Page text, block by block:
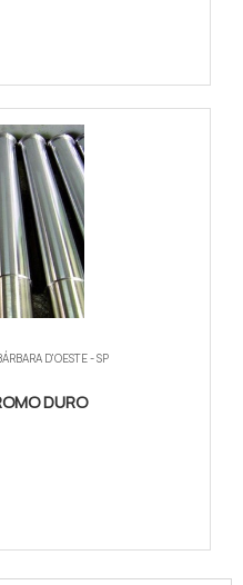
D'OESTE - SP
DURO